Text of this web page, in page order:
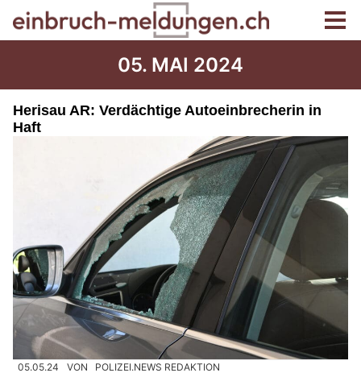
05. MAI 2024
Herisau AR: Verdächtige Autoeinbrecherin in
Haft
05.05.24 VON POLIZEI.NEWS REDAKTION